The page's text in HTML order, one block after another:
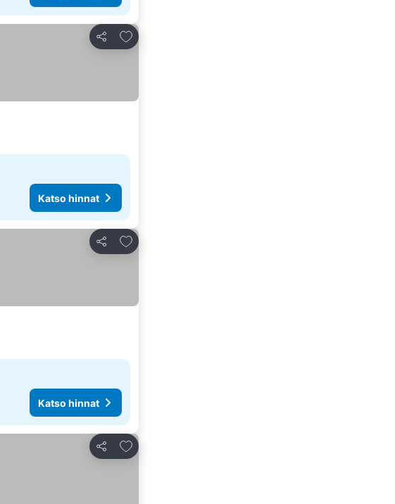
Jaa
Lisää suosikkeihin
Katso hinnat
Jaa
Lisää suosikkeihin
Katso hinnat
Jaa
Lisää suosikkeihin